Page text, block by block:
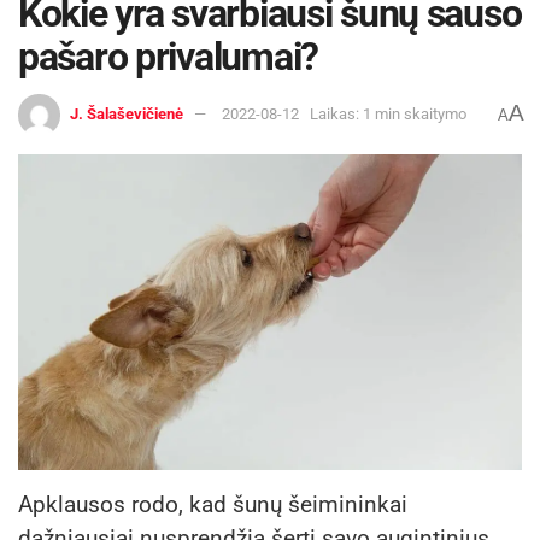
Kokie yra svarbiausi šunų sauso
pašaro privalumai?
J. Šalaševičienė 2022-08-12 Laikas: 1 min skaitymo AA
Apklausos rodo, kad šunų šeimininkai